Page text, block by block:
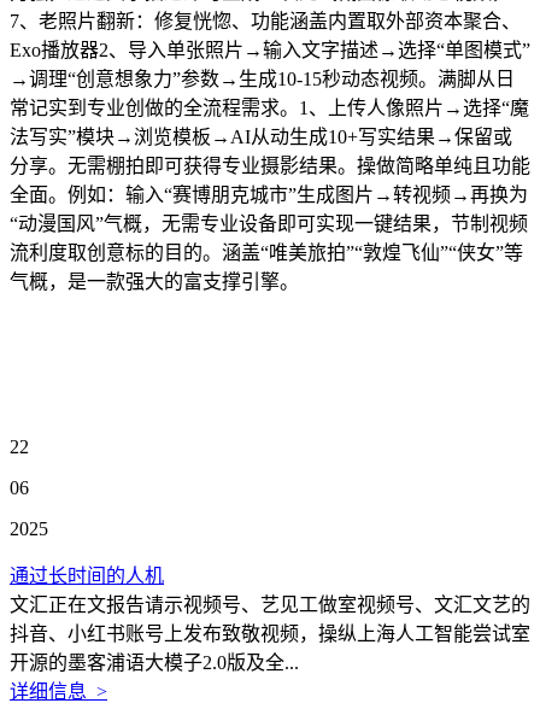
7、老照片翻新：修复恍惚、功能涵盖内置取外部资本聚合、
Exo播放器2、导入单张照片→输入文字描述→选择“单图模式”
→调理“创意想象力”参数→生成10-15秒动态视频。满脚从日
常记实到专业创做的全流程需求。1、上传人像照片→选择“魔
法写实”模块→浏览模板→AI从动生成10+写实结果→保留或
分享。无需棚拍即可获得专业摄影结果。操做简略单纯且功能
全面。例如：输入“赛博朋克城市”生成图片→转视频→再换为
“动漫国风”气概，无需专业设备即可实现一键结果，节制视频
流利度取创意标的目的。涵盖“唯美旅拍”“敦煌飞仙”“侠女”等
气概，是一款强大的富支撑引擎。
22
06
2025
通过长时间的人机
文汇正在文报告请示视频号、艺见工做室视频号、文汇文艺的
抖音、小红书账号上发布致敬视频，操纵上海人工智能尝试室
开源的墨客浦语大模子2.0版及全...
详细信息 >